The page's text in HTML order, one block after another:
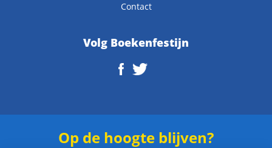
Contact
Volg Boekenfestijn
Op de hoogte blijven?